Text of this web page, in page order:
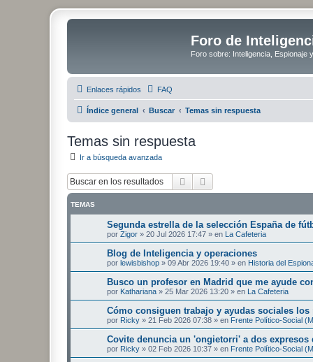
Foro de
Foro sobre: Inteligencia, Espionaje
Enlaces rápidos FAQ
Índice general Buscar Temas sin respuesta
Temas sin respuesta
Ir a búsqueda avanzada
Buscar
TEMAS
Segunda estrella de la selección España de
por Zigor » 20 Jul 2026 17:47 » en La Cafeteria
Blog de Inteligencia y operaciones
por lewisbishop » 09 Abr 2026 19:40 » en Historia del
Busco un profesor en Madrid que me ayude
por Kathariana » 25 Mar 2026 13:20 » en La Cafeteria
Cómo consiguen trabajo y ayudas sociales los
por Ricky » 21 Feb 2026 07:38 » en Frente Político-Social
Covite denuncia un 'ongietorri' a dos expresos
por Ricky » 02 Feb 2026 10:37 » en Frente Político-Social